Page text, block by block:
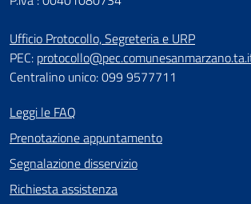
Ufficio Protocollo, Segreteria e URP
PEC:
Centralino unico: 099 9577711
Leggi le FAQ
Prenotazione appuntamento
Segnalazione disservizio
Richiesta assistenza